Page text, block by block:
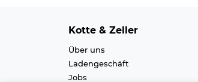
Kotte & Zeller
Über uns
Ladengeschäft
Jobs